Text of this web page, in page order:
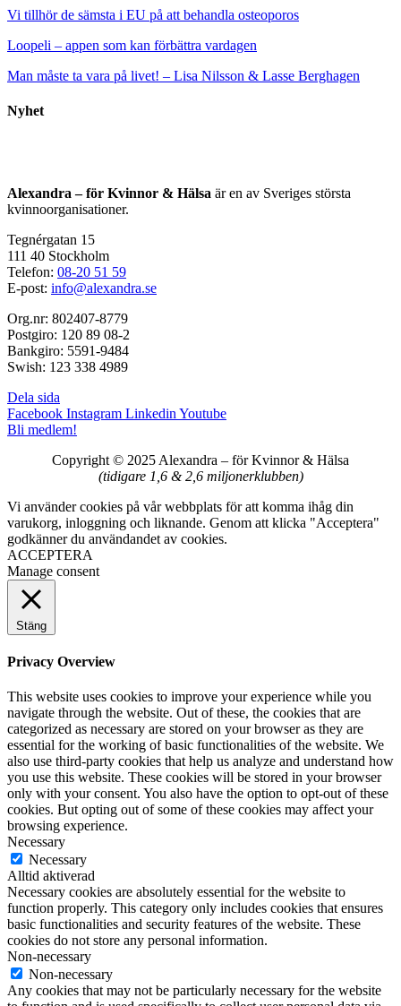
Vi tillhör de sämsta i EU på att behandla osteoporos
Loopeli – appen som kan förbättra vardagen
Man måste ta vara på livet! – Lisa Nilsson & Lasse Berghagen
Nyhet
Alexandra – för Kvinnor & Hälsa är en av Sveriges största
kvinnoorganisationer.
Tegnérgatan 15
111 40 Stockholm
Telefon: 08-20 51 59
E-post: info@alexandra.se
Org.nr: 802407-8779
Postgiro: 120 89 08-2
Bankgiro: 5591-9484
Swish: 123 338 4989
Dela sida
Facebook Instagram Linkedin Youtube
Bli medlem!
Copyright © 2025 Alexandra – för Kvinnor & Hälsa
(tidigare 1,6 & 2,6 miljonerklubben)
Vi använder cookies på vår webbplats för att komma ihåg din
varukorg, inloggning och liknande. Genom att klicka "Acceptera"
godkänner du användandet av cookies.
ACCEPTERA
Manage consent
Stäng
Privacy Overview
This website uses cookies to improve your experience while you
navigate through the website. Out of these, the cookies that are
categorized as necessary are stored on your browser as they are
essential for the working of basic functionalities of the website. We
also use third-party cookies that help us analyze and understand how
you use this website. These cookies will be stored in your browser
only with your consent. You also have the option to opt-out of these
cookies. But opting out of some of these cookies may affect your
browsing experience.
Necessary
Necessary
Alltid aktiverad
Necessary cookies are absolutely essential for the website to
function properly. This category only includes cookies that ensures
basic functionalities and security features of the website. These
cookies do not store any personal information.
Non-necessary
Non-necessary
Any cookies that may not be particularly necessary for the website